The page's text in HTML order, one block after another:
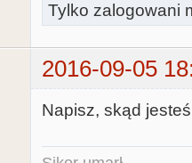
Tylko zalogowani
2016-09-05
Napisz, skąd